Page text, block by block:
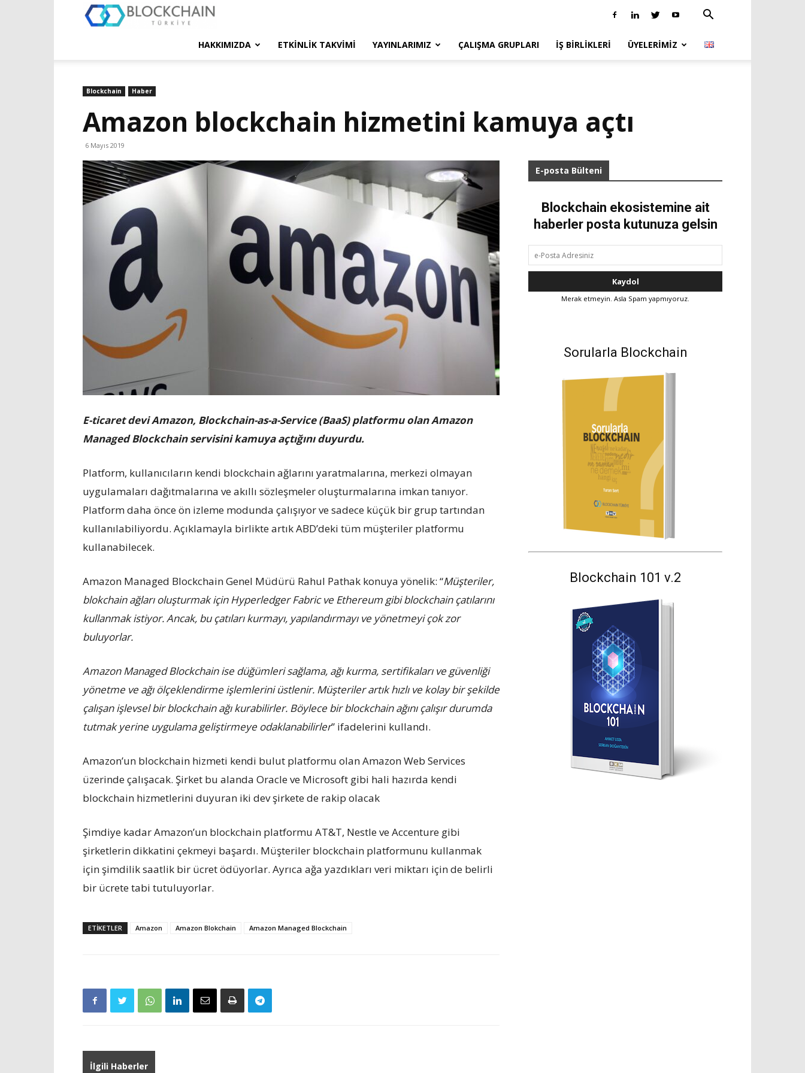
Türkiye
HAKKIMIZDA ETKINLIK TAKVIMI YAYINLARIMIZ ÇALIŞMA GRUPLARI İŞ BIRLIKLERI ÜYELERIMIZ
Blockchain Haber
Amazon blockchain hizmetini kamuya açtı
6 Mayıs 2019
E-ticaret devi Amazon, Blockchain-as-a-Service (BaaS) platformu olan Amazon
Managed Blockchain servisini kamuya açtığını duyurdu.
Platform, kullanıcıların kendi blockchain ağlarını yaratmalarına, merkezi olmayan
uygulamaları dağıtmalarına ve akıllı sözleşmeler oluşturmalarına imkan tanıyor.
Platform daha önce ön izleme modunda çalışıyor ve sadece küçük bir grup tartından
kullanılabiliyordu. Açıklamayla birlikte artık ABD’deki tüm müşteriler platformu
kullanabilecek.
Amazon Managed Blockchain Genel Müdürü Rahul Pathak konuya yönelik: “Müşteriler,
blokchain ağları oluşturmak için Hyperledger Fabric ve Ethereum gibi blockchain çatılarını
kullanmak istiyor. Ancak, bu çatıları kurmayı, yapılandırmayı ve yönetmeyi çok zor
buluyorlar.
Amazon Managed Blockchain ise düğümleri sağlama, ağı kurma, sertifikaları ve güvenliği
yönetme ve ağı ölçeklendirme işlemlerini üstlenir. Müşteriler artık hızlı ve kolay bir şekilde
çalışan işlevsel bir blockchain ağı kurabilirler. Böylece bir blockchain ağını çalışır durumda
tutmak yerine uygulama geliştirmeye odaklanabilirler” ifadelerini kullandı.
Amazon’un blockchain hizmeti kendi bulut platformu olan Amazon Web Services
üzerinde çalışacak. Şirket bu alanda Oracle ve Microsoft gibi hali hazırda kendi
blockchain hizmetlerini duyuran iki dev şirkete de rakip olacak
Şimdiye kadar Amazon’un blockchain platformu AT&T, Nestle ve Accenture gibi
şirketlerin dikkatini çekmeyi başardı. Müşteriler blockchain platformunu kullanmak
için şimdilik saatlik bir ücret ödüyorlar. Ayrıca ağa yazdıkları veri miktarı için de belirli
bir ücrete tabi tutuluyorlar.
ETIKETLER Amazon Amazon Blokchain Amazon Managed Blockchain
İlgili Haberler
E-posta Bülteni
Blockchain ekosistemine ait
haberler posta kutunuza gelsin
Merak etmeyin. Asla Spam yapmıyoruz.
Sorularla Blockchain
Blockchain 101 v.2